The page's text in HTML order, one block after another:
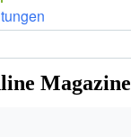
Magazine